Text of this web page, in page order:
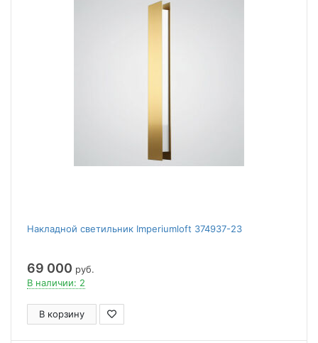
Накладной светильник Imperiumloft 374937-23
69 000 руб.
В наличии: 2
В корзину